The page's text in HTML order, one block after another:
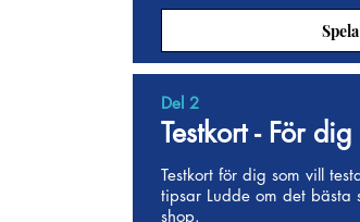
Del 2
Testkort - För
Testkort för dig som vill
tipsar Ludde om det
shop.